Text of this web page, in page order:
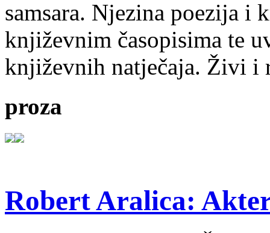
samsara. Njezina poezija i
književnim časopisima te
književnih natječaja. Živi i
proza
Robert Aralica: